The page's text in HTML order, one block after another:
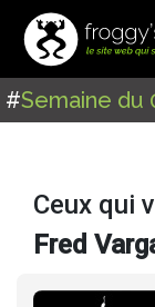
#Semaine du
Ceux qui
Fred